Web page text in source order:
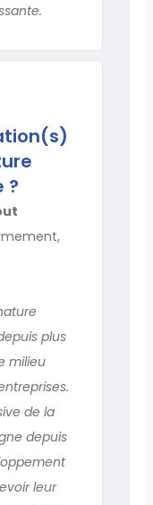
?
plus
milieu
de la
depuis
leur